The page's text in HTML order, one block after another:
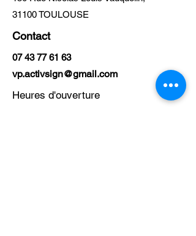
31100 TOULOUSE
Contact
07 43 77 61 63
vp.activsign@gmail.com
Heures d'ouverture